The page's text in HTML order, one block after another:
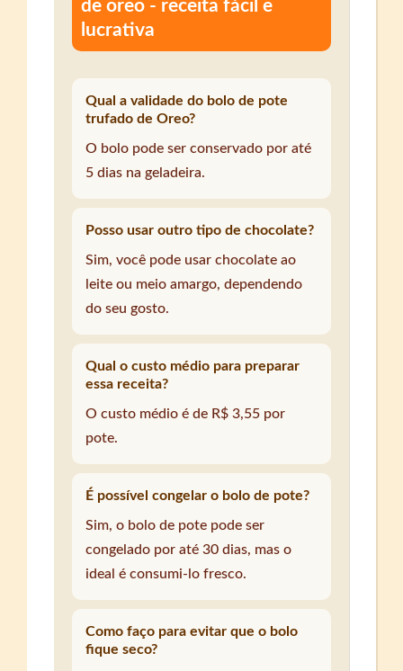
de oreo - receita fácil e
lucrativa
Qual a validade do bolo de pote
trufado de Oreo?
O bolo pode ser conservado por até
5 dias na geladeira.
Posso usar outro tipo de chocolate?
Sim, você pode usar chocolate ao
leite ou meio amargo, dependendo
do seu gosto.
Qual o custo médio para preparar
essa receita?
O custo médio é de R$ 3,55 por
pote.
É possível congelar o bolo de pote?
Sim, o bolo de pote pode ser
congelado por até 30 dias, mas o
ideal é consumi-lo fresco.
Como faço para evitar que o bolo
fique seco?